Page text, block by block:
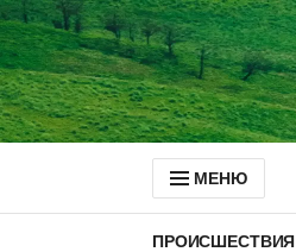
МЕНЮ
ПРОИСШЕСТВИЯ